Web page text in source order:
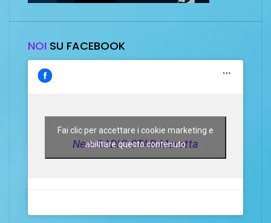
NOI SU FACEBOOK
New RADIO STAR Marotta
Fai clic per accettare i cookie marketing e
abilitare questo contenuto